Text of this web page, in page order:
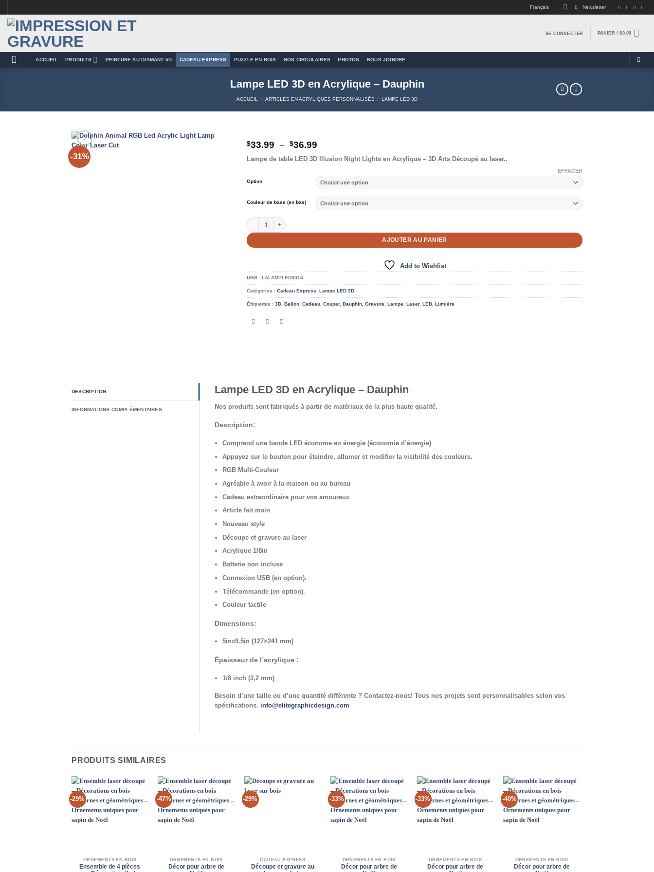
au
contenu
Français Newsletter
SE CONNECTER PANIER /$0.00
ACCUEIL PRODUITS PEINTURE AU DIAMANT 5D CADEAU EXPRESS PUZZLE EN BOIS NOS CIRCULAIRES PHOTOS NOUS JOINDRE
Lampe LED 3D en Acrylique – Dauphin
ACCUEIL / ARTICLES EN ACRYLIQUES PERSONNALISÉS / LAMPE LED 3D
-31%
$33.99 – $36.99
de
prix :
à
$36.99
Lampe de table LED 3D Illusion Night Lights en Acrylique – 3D Arts Découpé au laser..
Option
Couleur de base (en bas)
EFFACER
quantité de Lampe LED 3D en Acrylique - Dauphin
AJOUTER AU PANIER
Add to Wishlist
UGS : LALAMPLED0014
Catégories : Cadeau Express, Lampe LED 3D
Étiquettes : 3D, Ballon, Cadeau, Couper, Dauphin, Gravure, Lampe, Laser, LED, Lumière
DESCRIPTION
INFORMATIONS COMPLÉMENTAIRES
Lampe LED 3D en Acrylique – Dauphin
Nos produits sont fabriqués à partir de matériaux de la plus haute qualité.
Description:
Comprend une bande LED économe en énergie (économie d’énergie)
Appuyez sur le bouton pour éteindre, allumer et modifier la visibilité des couleurs.
RGB Multi-Couleur
Agréable à avoir à la maison ou au bureau
Cadeau extraordinaire pour vos amoureux
Article fait main
Nouveau style
Découpe et gravure au laser
Acrylique 1/8in
Batterie non incluse
Connexion USB (en option).
Télécommande (en option).
Couleur tactile
Dimensions:
5inx9.5in (127×241 mm)
Épaisseur de l’acrylique :
1/8 inch (3,2 mm)
Besoin d’une taille ou d’une quantité différente ? Contactez-nous! Tous nos projets sont personnalisables selon vos
spécifications. info@elitegraphicdesign.com
PRODUITS SIMILAIRES
-29%
Add to
Wishlist
ORNEMENTS EN BOIS
Ensemble de 4 pièces
-47%
Add to
Wishlist
ORNEMENTS EN BOIS
Décor pour arbre de
-29%
CADEAU EXPRESS
Découpe et gravure au
-33%
Add to
Wishlist
ORNEMENTS EN BOIS
Décor pour arbre de
-33%
Add to
Wishlist
ORNEMENTS EN BOIS
Décor pour arbre de
-40%
Add to
Wishlist
ORNEMENTS EN BOIS
Décor pour arbre de